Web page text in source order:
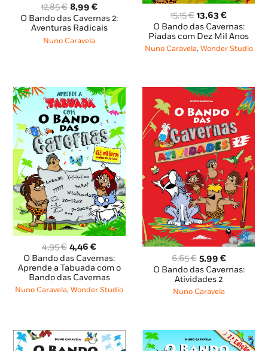
12,85€ O
preço
original
era:
8,99 €O
preço
atual
O Bando das Cavernas 2:
Aventuras Radicais
Nuno Caravela
15,15€ O
preço
original
era:
13,63€O
preço
atual
é:
O Bando das Cavernas:
Piadas com Dez Mil Anos
Nuno Caravela, Wonder Studio
4,95€ O
preço
original
era:
4,95 €.
4,46€O
preço
atual
é:
4,46 €.
O Bando das Cavernas:
Aprende a Tabuada com o
Bando das Cavernas
Nuno Caravela,Wonder Studio
6,65€ O
preço
original
era:
5,99 €O
preço
O Bando das Cavernas:
Atividades 2
Nuno Caravela